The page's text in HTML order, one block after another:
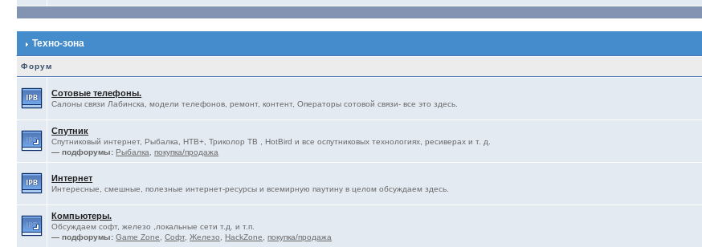
Техно-зона
Форум
Сотовые телефоны.
Салоны связи Лабинска, модели телефонов, ремонт, контент, Операторы сотовой связи- все это здесь.
Спутник
Спутниковый интернет, Рыбалка, НТВ+, Триколор ТВ , HotBird и все оспутниковых технологиях, ресиверах и т. д.
— подфорумы: Рыбалка ,покупка/продажа
Интернет
Интересные, смешные, полезные интернет-ресурсы и всемирную паутину в целом обсуждаем здесь.
Компьютеры.
Обсуждаем софт, железо ,локальные сети т.д. и т.п.
— подфорумы: Game Zone ,Софт,Железо ,HackZone ,покупка/продажа